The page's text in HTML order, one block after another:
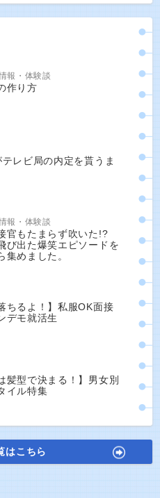
報・体験談
作り方
レビ局の内定を貰うま
報・体験談
官もたまらず吹いた!?
び出た爆笑エピソードを
集めました。
ちるよ！】私服OK面接
デモ就活生
髪型で決まる！】男女別
イル特集
はこちら